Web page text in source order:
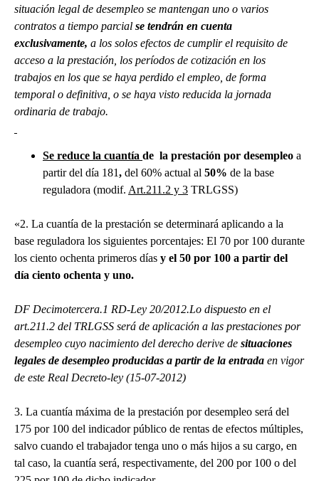
situación legal de desempleo se mantengan uno o varios
contratos a tiempo parcial se tendrán en cuenta
exclusivamente, a los solos efectos de cumplir el requisito de
acceso a la prestación, los períodos de cotización en los
trabajos en los que se haya perdido el empleo, de forma
temporal o definitiva, o se haya visto reducida la jornada
ordinaria de trabajo.
Se reduce la cuantía de la prestación por desempleo a
partir del día 181, del 60% actual al 50% de la base
reguladora (modif. Art.211.2 y 3 TRLGSS)
«2. La cuantía de la prestación se determinará aplicando a la
base reguladora los siguientes porcentajes: El 70 por 100 durante
los ciento ochenta primeros días y el 50 por 100 a partir del
día ciento ochenta y uno.
DF Decimotercera.1 RD-Ley 20/2012.Lo dispuesto en el
art.211.2 del TRLGSS será de aplicación a las prestaciones por
desempleo cuyo nacimiento del derecho derive de situaciones
legales de desempleo producidas a partir de la entrada en vigor
de este Real Decreto-ley (15-07-2012)
3. La cuantía máxima de la prestación por desempleo será del
175 por 100 del indicador público de rentas de efectos múltiples,
salvo cuando el trabajador tenga uno o más hijos a su cargo, en
tal caso, la cuantía será, respectivamente, del 200 por 100 o del